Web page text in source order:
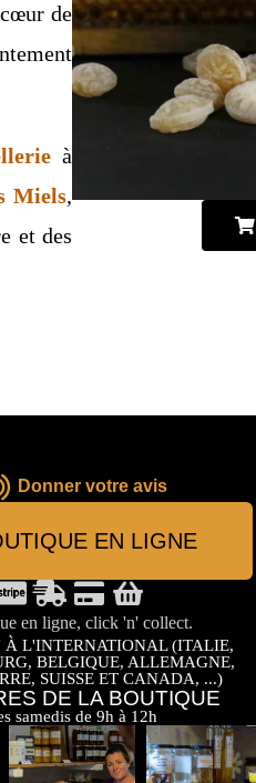
de
à
Miels,
et des
Donner votre avis
EN LIGNE
en ligne, click 'n' collect.
À L'INTERNATIONAL (ITALIE,
BELGIQUE, ALLEMAGNE,
SUISSE ET CANADA, ...)
DE LA BOUTIQUE
samedis de 9h à 12h